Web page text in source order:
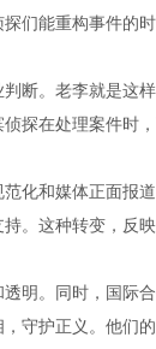
们能重构事件的
断。老李就是这
探在处理案件时
化和媒体正面报道
。这种转变，反
明。同时，国际
守护正义。他们